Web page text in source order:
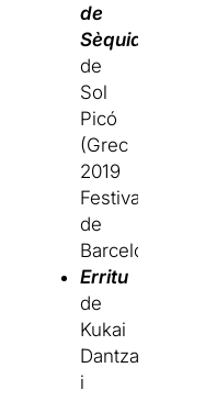
de
Sèquia
de
Sol
Picó
(Grec
2019
Festival
de
Barcelona).
Erritu
de
Kukai
Dantza
i